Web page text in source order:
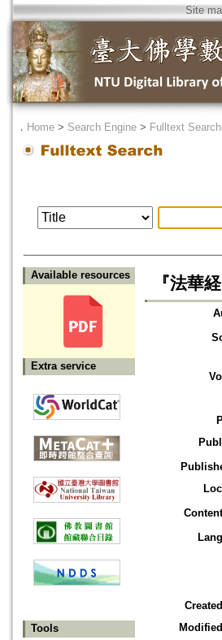
Site
． Home > Search Engine > Fulltext Search
Available resources
Extra service
Tools
『法華